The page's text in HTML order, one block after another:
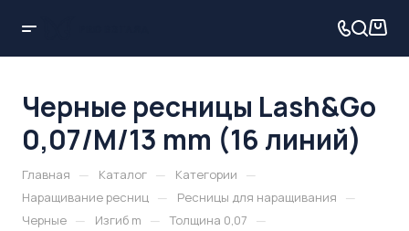
Черные ресницы Lash&Go
0,07/M/13 mm (16 линий)
Главная — Каталог — Категории —
Наращивание ресниц — Ресницы для наращивания —
Черные — Изгиб m — Толщина 0,07 —